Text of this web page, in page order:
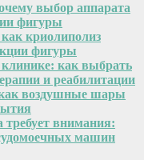
выбор аппарата
фигуры
криолиполиз
фигуры
как выбрать
и реабилитации
воздушные шары
требует внимания:
машин